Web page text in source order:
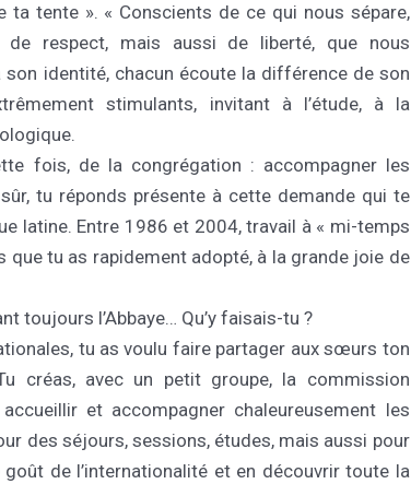
ta tente ». « Conscients de ce qui nous sépare,
de respect, mais aussi de liberté, que nous
son identité, chacun écoute la différence de son
stimulants, invitant à l’étude, à la
fois, de la congrégation : accompagner les
tu réponds présente à cette demande qui te
latine. Entre 1986 et 2004, travail à « mi-temps
que tu as rapidement adopté, à la grande joie de
toujours l’Abbaye… Qu’y faisais-tu ?
tu as voulu faire partager aux sœurs ton
créas, avec un petit groupe, la commission
et accompagner chaleureusement les
des séjours, sessions, études, mais aussi pour
de l’internationalité et en découvrir toute la